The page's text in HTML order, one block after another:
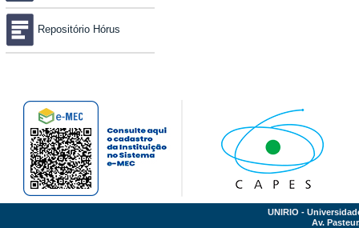
Repositório Hórus
UNIRIO -
Av.